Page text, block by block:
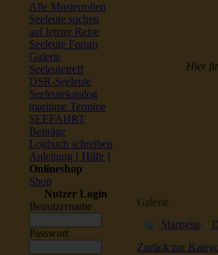
Alle Musterrollen
Seeleute suchen
auf letzter Reise
Seeleute Forum
Galerie
Seeleutetreff
DSR-Seeleute
Seeleutekatalog
maritime Termine
SEEFAHRT
Beiträge
Logbuch schreiben
Anleitung [ Hilfe ]
Onlineshop
Shop
Nutzer Login
Benutzername
Passwort
Hier
Galerie
Startseite»
Zurück zur